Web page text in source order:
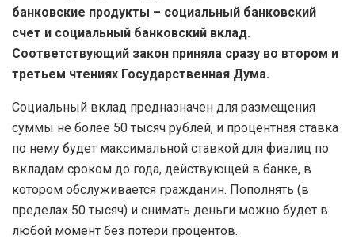
банковские продукты – социальный банковский
счет и социальный банковский вклад.
Соответствующий закон приняла сразу во втором и
третьем чтениях Государственная Дума.
Социальный вклад предназначен для размещения
суммы не более 50 тысяч рублей, и процентная ставка
по нему будет максимальной ставкой для физлиц по
вкладам сроком до года, действующей в банке, в
котором обслуживается гражданин. Пополнять (в
пределах 50 тысяч) и снимать деньги можно будет в
любой момент без потери процентов.